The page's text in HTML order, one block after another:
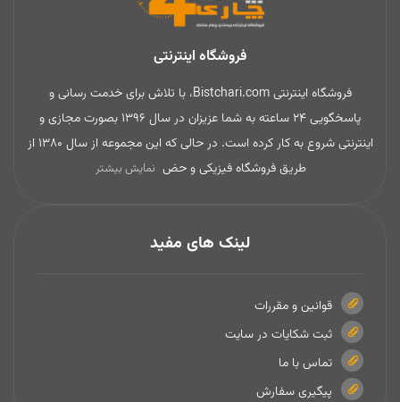
فروشگاه اینترنتی
فروشگاه اینترنتی Bistchari.com، با تلاش برای خدمت رسانی و
پاسخگویی 24 ساعته به شما عزیزان در سال 1396 بصورت مجازی و
اینترنتی شروع به کار کرده است. در حالی که این مجموعه از سال 1380 از
طریق فروشگاه فیزیکی و حض نمایش بیشتر
لینک های مفید
قوانین و مقررات
ثبت شکایات در سایت
تماس با ما
پیگیری سفارش